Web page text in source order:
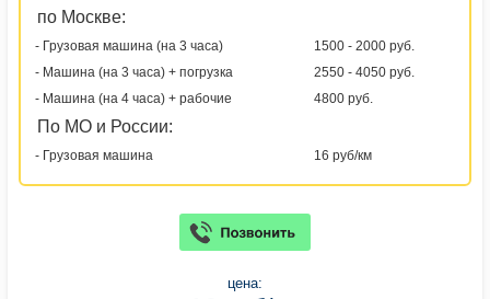
по Москве:
- Грузовая машина (на 3 часа)
1500 - 2000 руб.
- Машина (на 3 часа) + погрузка
2550 - 4050 руб.
- Машина (на 4 часа) + рабочие
4800 руб.
По МО и России:
- Грузовая машина 16 руб/км
цена: